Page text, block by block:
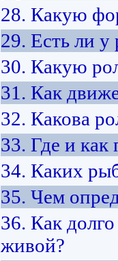
28. Какую
29. Есть ли
30. Какую
31. Как
32. Какова
33. Где и
34. Каких
35. Чем
36. Как
живой?